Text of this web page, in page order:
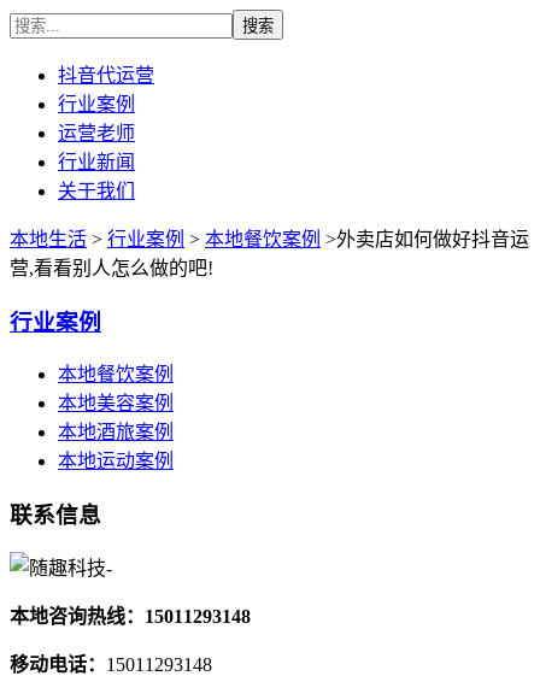
抖音代运营
行业案例
运营老师
行业新闻
关于我们
本地生活 > 行业案例 > 本地餐饮案例 >外卖店如何做好抖音运
营,看看别人怎么做的吧!
行业案例
本地餐饮案例
本地美容案例
本地酒旅案例
本地运动案例
联系信息
本地咨询热线：15011293148
移动电话： 15011293148